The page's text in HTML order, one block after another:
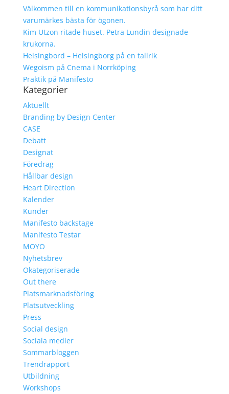
Välkommen till en kommunikationsbyrå som har ditt
varumärkes bästa för ögonen.
Kim Utzon ritade huset. Petra Lundin designade
krukorna.
Helsingbord – Helsingborg på en tallrik
Wegoism på Cnema i Norrköping
Praktik på Manifesto
Kategorier
Aktuellt
Branding by Design Center
CASE
Debatt
Designat
Föredrag
Hållbar design
Heart Direction
Kalender
Kunder
Manifesto backstage
Manifesto Testar
MOYO
Nyhetsbrev
Okategoriserade
Out there
Platsmarknadsföring
Platsutveckling
Press
Social design
Sociala medier
Sommarbloggen
Trendrapport
Utbildning
Workshops